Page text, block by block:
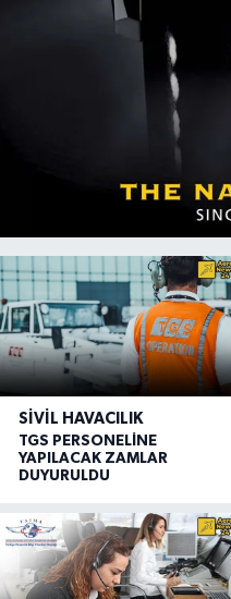
SIVIL HAVACILIK
TGS PERSONELİNE
YAPILACAK ZAMLAR
DUYURULDU